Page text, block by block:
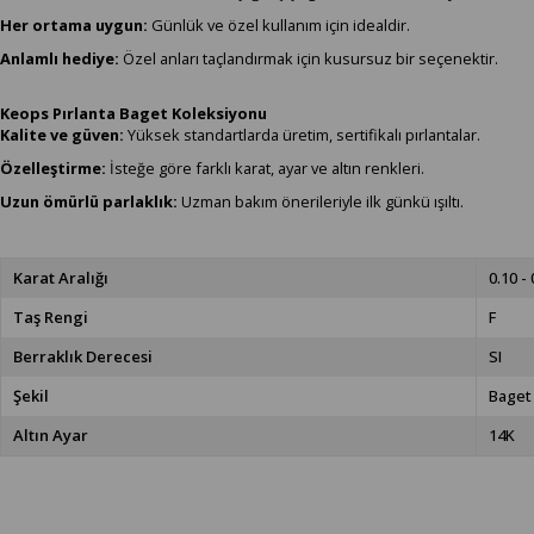
Her ortama uygun: Günlük ve özel kullanım için idealdir.
Anlamlı hediye: Özel anları taçlandırmak için kusursuz bir seçenektir.
Keops Pırlanta Baget Koleksiyonu
Kalite ve güven: Yüksek standartlarda üretim, sertifikalı pırlantalar.
Özelleştirme: İsteğe göre farklı karat, ayar ve altın renkleri.
Uzun ömürlü parlaklık: Uzman bakım önerileriyle ilk günkü ışıltı.
Karat Aralığı
0.10 -
Taş Rengi
F
Berraklık Derecesi
SI
Şekil
Baget
Altın Ayar
14K